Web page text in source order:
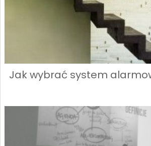
Jak wybrać system